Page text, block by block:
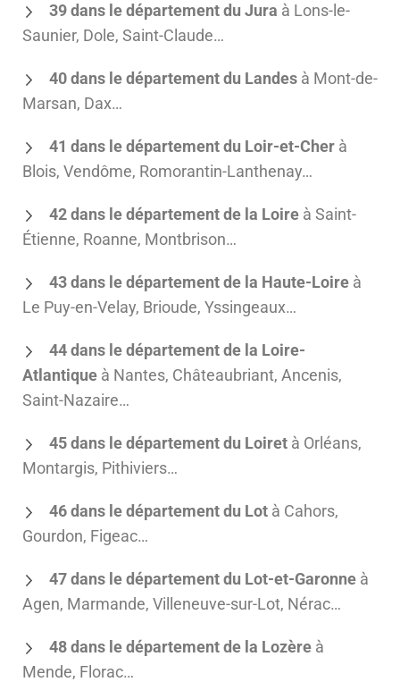
39 dans le département du Jura à Lons-le-
Saunier, Dole, Saint-Claude…
40 dans le département du Landes à Mont-de-
Marsan, Dax…
41 dans le département du Loir-et-Cher à
Blois, Vendôme, Romorantin-Lanthenay…
42 dans le département de la Loire à Saint-
Étienne, Roanne, Montbrison…
43 dans le département de la Haute-Loire à
Le Puy-en-Velay, Brioude, Yssingeaux…
44 dans le département de la Loire-
Atlantique à Nantes, Châteaubriant, Ancenis,
Saint-Nazaire…
45 dans le département du Loiret à Orléans,
Montargis, Pithiviers…
46 dans le département du Lot à Cahors,
Gourdon, Figeac…
47 dans le département du Lot-et-Garonne à
Agen, Marmande, Villeneuve-sur-Lot, Nérac…
48 dans le département de la Lozère à
Mende, Florac…